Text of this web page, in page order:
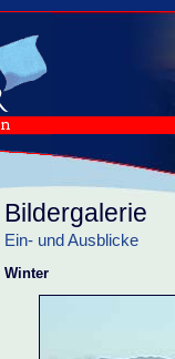
Bildergalerie
Ein- und Ausblicke
Winter